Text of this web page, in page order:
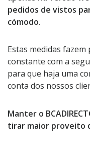
pedidos de vistos
cómodo.
Estas medidas
constante com a
para que haja uma
conta dos nossos
Manter o
tirar maior proveito